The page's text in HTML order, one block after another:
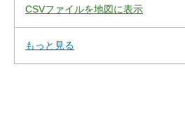
CSVファイルを地図に表示
もっと見る